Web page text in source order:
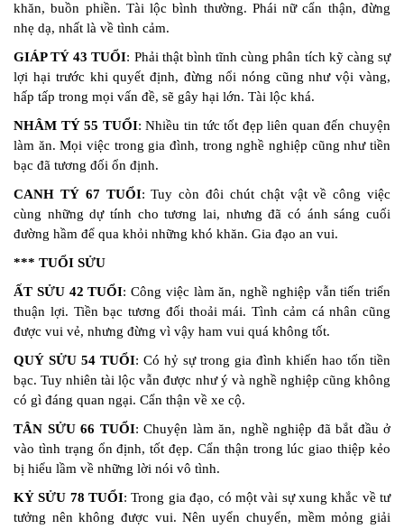
khăn, buồn phiền. Tài lộc bình thường. Phái nữ cẩn thận, đừng
nhẹ dạ, nhất là về tình cảm.
GIÁP TÝ 43 TUỔI: Phải thật bình tĩnh cùng phân tích kỹ càng sự
lợi hại trước khi quyết định, đừng nổi nóng cũng như vội vàng,
hấp tấp trong mọi vấn đề, sẽ gây hại lớn. Tài lộc khá.
NHÂM TÝ 55 TUỔI: Nhiều tin tức tốt đẹp liên quan đến chuyện
làm ăn. Mọi việc trong gia đình, trong nghề nghiệp cũng như tiền
bạc đã tương đối ổn định.
CANH TÝ 67 TUỔI: Tuy còn đôi chút chật vật về công việc
cùng những dự tính cho tương lai, nhưng đã có ánh sáng cuối
đường hầm để qua khỏi những khó khăn. Gia đạo an vui.
*** TUỔI SỬU
ẤT SỬU 42 TUỔI: Công việc làm ăn, nghề nghiệp vẫn tiến triển
thuận lợi. Tiền bạc tương đối thoải mái. Tình cảm cá nhân cũng
được vui vẻ, nhưng đừng vì vậy ham vui quá không tốt.
QUÝ SỬU 54 TUỔI: Có hỷ sự trong gia đình khiến hao tốn tiền
bạc. Tuy nhiên tài lộc vẫn được như ý và nghề nghiệp cũng không
có gì đáng quan ngại. Cẩn thận về xe cộ.
TÂN SỬU 66 TUỔI: Chuyện làm ăn, nghề nghiệp đã bắt đầu ở
vào tình trạng ổn định, tốt đẹp. Cẩn thận trong lúc giao thiệp kẻo
bị hiểu lầm về những lời nói vô tình.
KỶ SỬU 78 TUỔI: Trong gia đạo, có một vài sự xung khắc về tư
tưởng nên không được vui. Nên uyển chuyển, mềm mỏng giải